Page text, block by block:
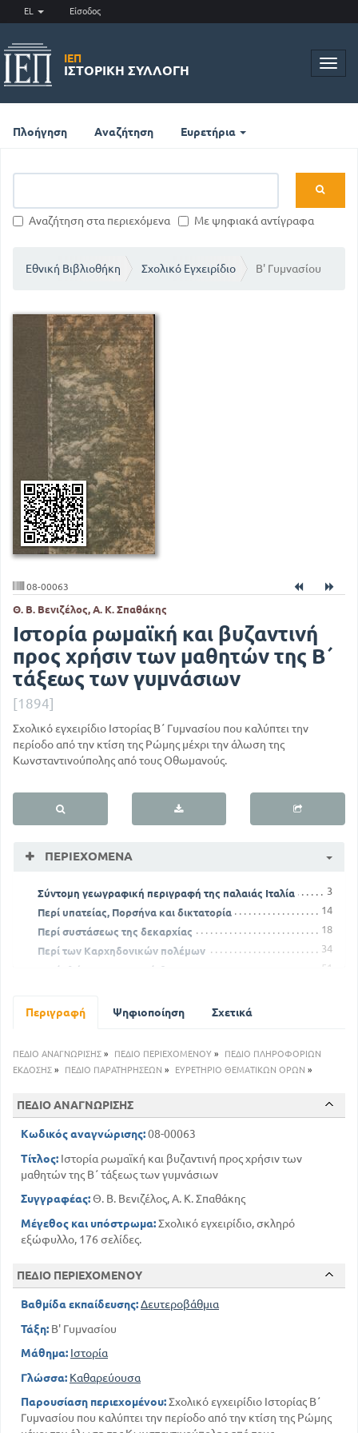
EL Είσοδος
ΙΕΠ
ΙΣΤΟΡΙΚΉ ΣΥΛΛΟΓΉ
Πλοήγηση Αναζήτηση Ευρετήρια
Αναζήτηση στα περιεχόμενα Με ψηφιακά αντίγραφα
Εθνική Βιβλιοθήκη Σχολικό Εγχειρίδιο Β' Γυμνασίου
08-00063
Θ. Β. Βενιζέλος, Α. Κ. Σπαθάκης
Ιστορία ρωμαϊκή και βυζαντινή
προς χρήσιν των μαθητών της Β΄
τάξεως των γυμνάσιων
[1894]
Σχολικό εγχειρίδιο Ιστορίας Β΄ Γυμνασίου που καλύπτει την
περίοδο από την κτίση της Ρώμης μέχρι την άλωση της
Κωνσταντινούπολης από τους Οθωμανούς.
ΠΕΡΙΕΧΌΜΕΝΑ
Σύντομη γεωγραφική περιγραφή της παλαιάς Ιταλία
3
Περί υπατείας, Πορσήνα και δικτατορία
14
Περί συστάσεως της δεκαρχίας
18
Περί των Καρχηδονικών πολέμων
34
Περί αλώσεως της Κορίνθου
51
Περί Αυγούστου
Περί Ηρακλείου
Περί Ρωμανού του Β'
126
141
Αναθεώρηση
Περιγραφή Ψηφιοποίηση Σχετικά
ΠΕΔΙΟ ΑΝΑΓΝΩΡΙΣΗΣ » ΠΕΔΙΟ ΠΕΡΙΕΧΟΜΕΝΟΥ »
ΠΕΔΙΟ ΠΛΗΡΟΦΟΡΙΩΝ
ΕΚΔΟΣΗΣ » ΠΕΔΙΟ ΠΑΡΑΤΗΡΗΣΕΩΝ » ΕΥΡΕΤΗΡΙΟ ΘΕΜΑΤΙΚΩΝ ΟΡΩΝ »
ΠΕΔΙΟ ΑΝΑΓΝΩΡΙΣΗΣ
Κωδικός αναγνώρισης:08-00063
Τίτλος: Ιστορία ρωμαϊκή και βυζαντινή προς χρήσιν των
μαθητών της Β΄ τάξεως των γυμνάσιων
Συγγραφέας:Θ. Β. Βενιζέλος, Α. Κ. Σπαθάκης
Μέγεθος και υπόστρωμα:Σχολικό εγχειρίδιο, σκληρό
εξώφυλλο, 176 σελίδες.
ΠΕΔΙΟ ΠΕΡΙΕΧΟΜΕΝΟΥ
Βαθμίδα εκπαίδευσης:Δευτεροβάθμια
Τάξη: Β' Γυμνασίου
Μάθημα: Ιστορία
Γλώσσα: Καθαρεύουσα
Παρουσίαση περιεχομένου:Σχολικό εγχειρίδιο Ιστορίας Β΄
Γυμνασίου που καλύπτει την περίοδο από την κτίση της Ρώμης